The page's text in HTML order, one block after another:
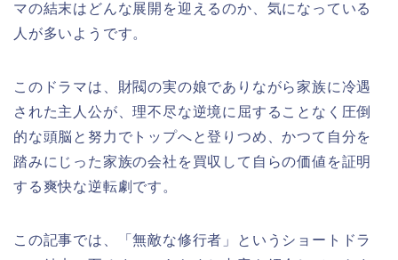
マの結末はどんな展開を迎えるのか、気になっている
人が多いようです。
このドラマは、財閥の実の娘でありながら家族に冷遇
された主人公が、理不尽な逆境に屈することなく圧倒
的な頭脳と努力でトップへと登りつめ、かつて自分を
踏みにじった家族の会社を買収して自らの価値を証明
する爽快な逆転劇です。
この記事では、「無敵な修行者」というショートドラ